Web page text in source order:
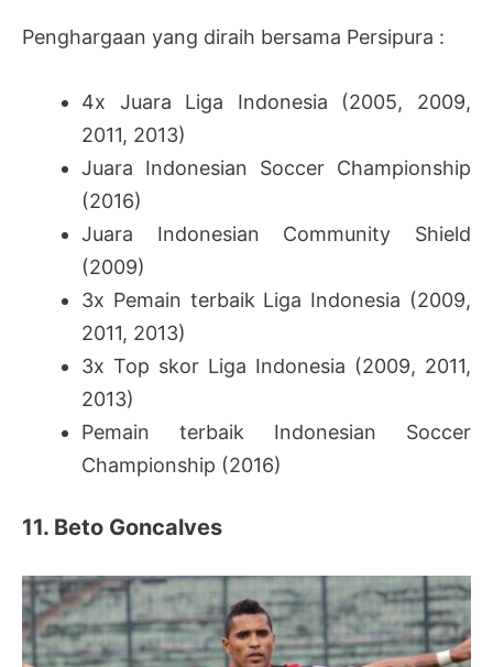
Penghargaan yang diraih bersama Persipura :
4x Juara Liga Indonesia (2005, 2009,
2011, 2013)
Juara Indonesian Soccer Championship
(2016)
Juara Indonesian Community Shield
(2009)
3x Pemain terbaik Liga Indonesia (2009,
2011, 2013)
3x Top skor Liga Indonesia (2009, 2011,
2013)
Pemain terbaik Indonesian Soccer
Championship (2016)
11. Beto Goncalves